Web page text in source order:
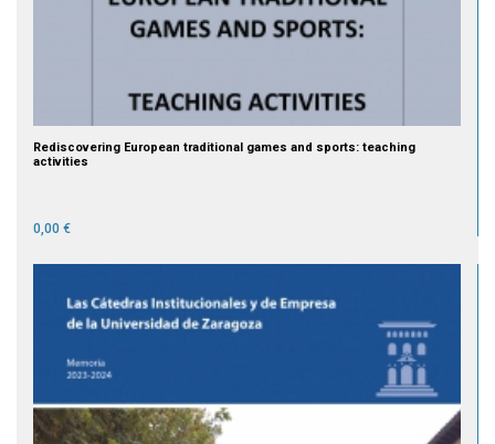
Rediscovering European traditional games and sports: teaching
activities
0,00 €